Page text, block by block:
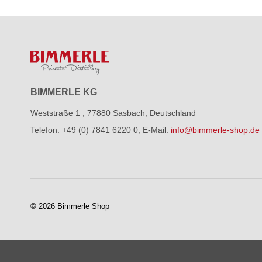
BIMMERLE KG
Weststraße 1 77880 Sasbach
Deutschland
Telefon: +49 (0) 7841 6220 0 E-Mail: info@bimmerle-shop.de
© 2026 Bimmerle Shop